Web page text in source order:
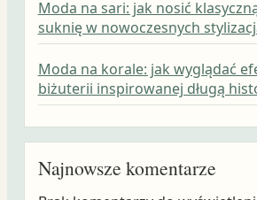
Moda na sari: jak nosić
suknię w nowoczesnych
Moda na korale: jak wyglądać
biżuterii inspirowanej długą
Najnowsze komentarze